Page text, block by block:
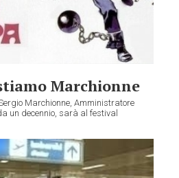
Marchionne
Marchionne, Amministratore
un decennio, sarà al festival